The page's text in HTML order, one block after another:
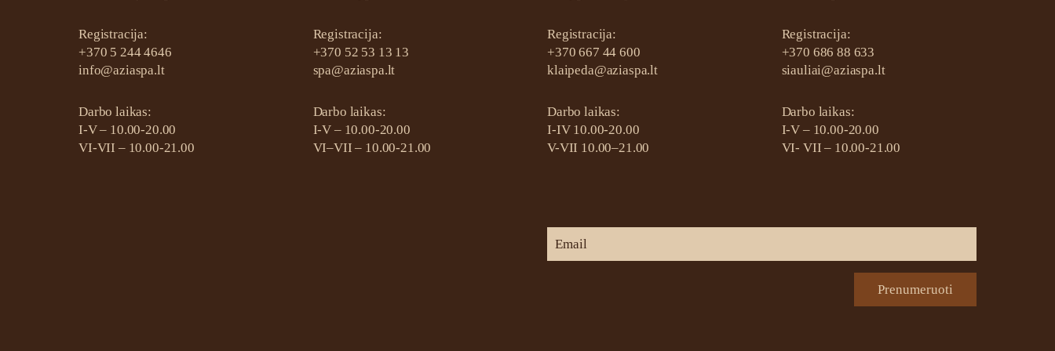
Registracija:
+370 5 244 4646
info@aziaspa.lt
Darbo laikas:
I-V – 10.00-20.00
VI-VII – 10.00-21.00
Registracija:
+370 52 53 13 13
spa@aziaspa.lt
Darbo laikas:
I-V – 10.00-20.00
VI–VII – 10.00-21.00
Registracija:
+370 667 44 600
klaipeda@aziaspa.lt
Darbo laikas:
I-IV 10.00-20.00
V-VII 10.00–21.00
Registracija:
+370 686 88 633
siauliai@aziaspa.lt
Darbo laikas:
I-V – 10.00-20.00
VI- VII – 10.00-21.00
Prenumeruoti